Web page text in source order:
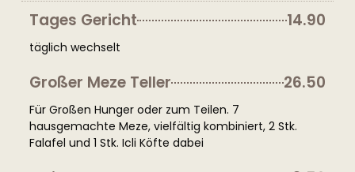
Tages Gericht 14.90
täglich wechselt
Großer Meze Teller 26.50
Für Großen Hunger oder zum Teilen. 7
hausgemachte Meze, vielfältig kombiniert, 2 Stk.
Falafel und 1 Stk. Icli Köfte dabei